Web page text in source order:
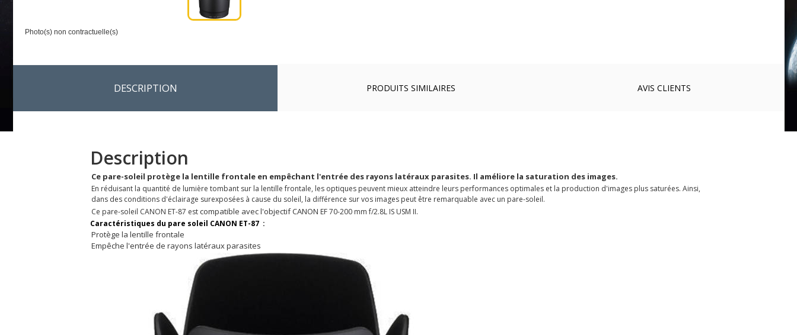
Photo(s) non contractuelle(s)
DESCRIPTION PRODUITS SIMILAIRES AVIS CLIENTS
Description
Ce pare-soleil protège la lentille frontale en empêchant l'entrée des rayons latéraux parasites. Il améliore la saturation des images.
En réduisant la quantité de lumière tombant sur la lentille frontale, les optiques peuvent mieux atteindre leurs performances optimales et la production d'images plus saturées. Ainsi,
dans des conditions d'éclairage surexposées à cause du soleil, la différence sur vos images peut être remarquable avec un pare-soleil.
Ce pare-soleil CANON ET-87 estcompatible avec l'objectif CANON EF 70-200 mm f/2.8L IS USM II.
Caractéristiques du pare soleil CANON ET-87 :
Protège la lentille frontale
Empêche l'entrée de rayons latéraux parasites